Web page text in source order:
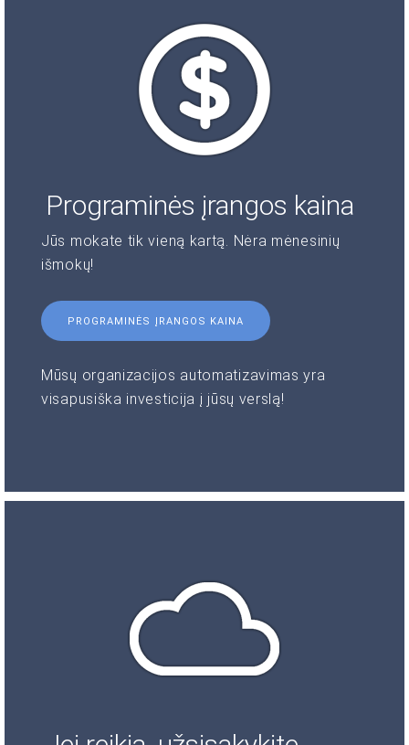
Programinės įrangos kaina
Jūs mokate tik vieną kartą. Nėra mėnesinių
išmokų!
PROGRAMINĖS ĮRANGOS KAINA
Mūsų organizacijos automatizavimas yra
visapusiška investicija į jūsų verslą!